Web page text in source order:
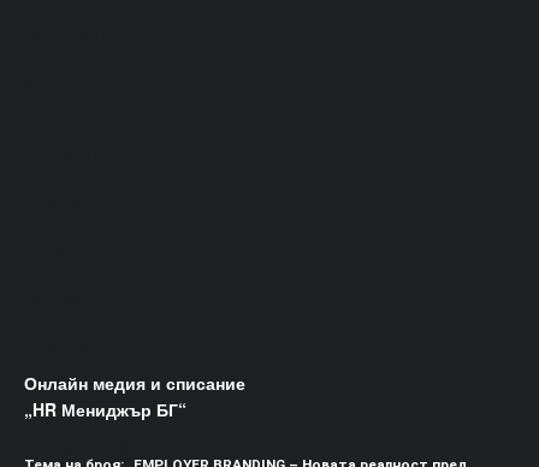
Онлайн медия и списание
„HR Мениджър БГ“